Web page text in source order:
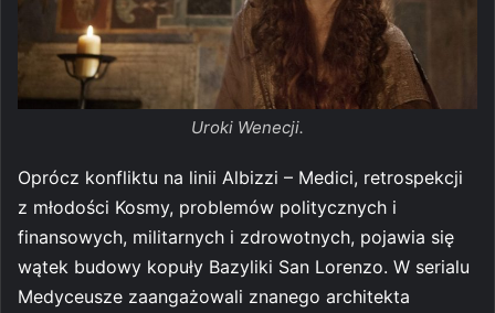
Uroki Wenecji.
Oprócz konfliktu na linii Albizzi – Medici, retrospekcji
z młodości Kosmy, problemów politycznych i
finansowych, militarnych i zdrowotnych, pojawia się
wątek budowy kopuły Bazyliki San Lorenzo. W serialu
Medyceusze zaangażowali znanego architekta